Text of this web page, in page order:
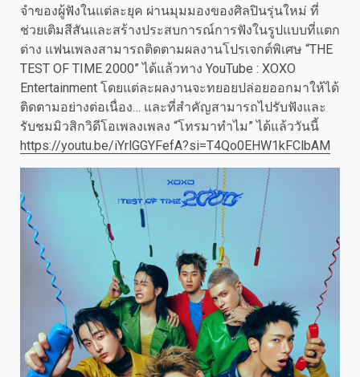
จำของผู้ฟังในแต่ละยุค ผ่านมุมมองของศิลปินรุ่นใหม่ ที่
ช่วยเติมสีสันและสร้างประสบการณ์การฟังในรูปแบบที่แตก
ต่าง แฟนเพลงสามารถติดตามผลงานโปรเจกต์พิเศษ “THE
TEST OF TIME 2000” ได้แล้วทาง YouTube : XOXO
Entertainment โดยแต่ละผลงานจะทยอยปล่อยออกมาให้ได้
ติดตามอย่างต่อเนื่อง… และที่สำคัญสามารถไปรับฟังและ
รับชมมิวสิกวิดีโอเพลงเพลง “โทรมาทำไม” ได้แล้ววันนี้
https://youtu.be/iYrlGGYFefA?si=T4Qo0EHW1kFClbAM